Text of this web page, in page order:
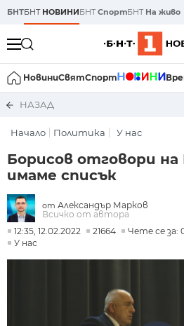
БНТБНТ НОВИНИБНТСпортБНТ На живо
НовиниСвятСпорт
НАЗАД
Начало Политика У нас
Борисов отговори
имаме списък
от Александър Марков
Всичко от автора
12:35, 12.02.2022 21664
Чете се за:
У нас